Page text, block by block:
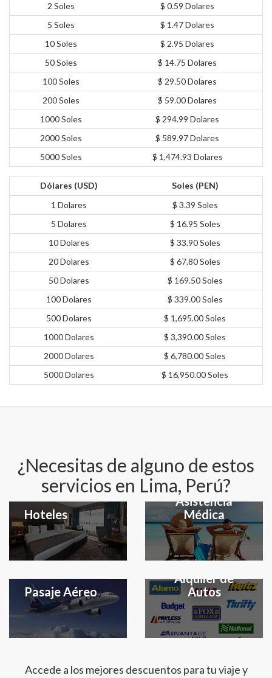
2 Soles
$ 0.59 Dolares
5 Soles
$ 1.47 Dolares
10 Soles
$ 2.95 Dolares
50 Soles
$ 14.75 Dolares
100 Soles
$ 29.50 Dolares
200 Soles
$ 59.00 Dolares
1000 Soles
$ 294.99 Dolares
2000 Soles
$ 589.97 Dolares
5000 Soles
$ 1,474.93 Dolares
Dólares (USD)
Soles (PEN)
1 Dolares
$ 3.39 Soles
5 Dolares
$ 16.95 Soles
10 Dolares
$ 33.90 Soles
20 Dolares
$ 67.80 Soles
50 Dolares
$ 169.50 Soles
100 Dolares
$ 339.00 Soles
500 Dolares
$ 1,695.00 Soles
1000 Dolares
$ 3,390.00 Soles
2000 Dolares
$ 6,780.00 Soles
5000 Dolares
$ 16,950.00 Soles
¿Necesitas de alguno de estos
servicios en Lima, Perú?
Hoteles
Seguro y
Asistencia
Médica
Pasaje Aéreo
Alquiler de
Autos
Accede a los mejores descuentos para tu viaje y